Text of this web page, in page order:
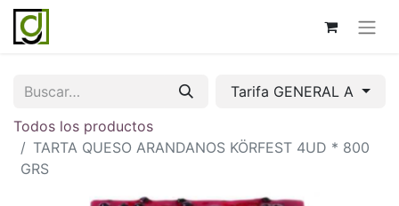
Tarifa GENERAL A
Todos los productos
TARTA QUESO ARANDANOS KÖRFEST 4UD * 800
GRS